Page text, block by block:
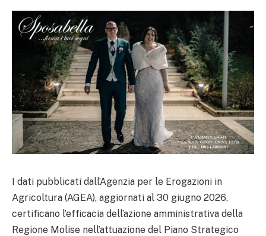
I dati pubblicati dall’Agenzia per le Erogazioni in
Agricoltura (AGEA), aggiornati al 30 giugno 2026,
certificano l’efficacia dell’azione amministrativa della
Regione Molise nell’attuazione del Piano Strategico